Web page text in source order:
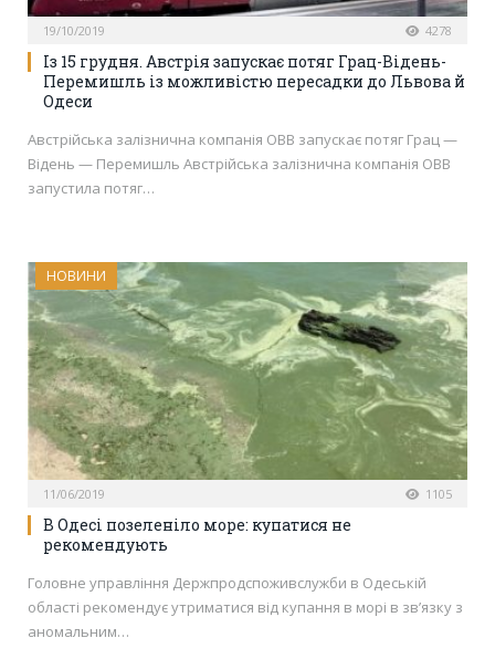
19/10/2019 4278
Із 15 грудня. Австрія запускає потяг Грац-Відень-
Перемишль із можливістю пересадки до Львова й
Одеси
Австрійська залізнична компанія OBB запускає потяг Грац —
Відень — Перемишль Австрійська залізнична компанія OBB
запустила потяг…
НОВИНИ
11/06/2019 1105
В Одесі позеленіло море: купатися не
рекомендують
Головне управління Держпродспоживслужби в Одеській
області рекомендує утриматися від купання в морі в зв’язку з
аномальним…